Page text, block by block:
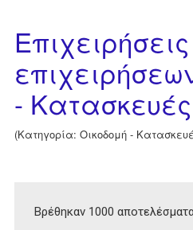
- Κατασκευές
(Κατηγορία: Οικοδομή -
Βρέθηκαν 1000